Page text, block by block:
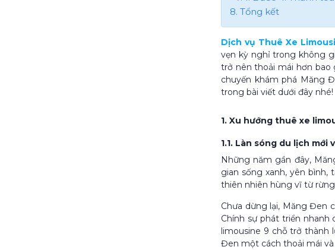
8. Tổng kết
Dịch vụ Thuê Xe
vẹn kỳ nghỉ trong không
trở nên thoải mái hơn
chuyến khám phá Măng
trong bài viết dưới đây nhé!
1. Xu hướng thuê xe
1.1. Làn sóng du lịch
Những năm gần đây,
gian sống xanh, yên
thiên nhiên hùng vĩ từ
Chưa dừng lại, Măng Đen
Chính sự phát triển
limousine 9 chỗ trở thành
Đen một cách thoải mái